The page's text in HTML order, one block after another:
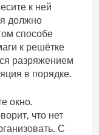
к ней
должно
способе
к решётке
разряжением
в порядке.
окно.
что нет
С